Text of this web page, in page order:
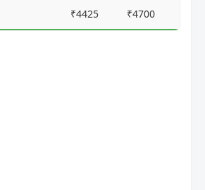
₹4425 ₹4700